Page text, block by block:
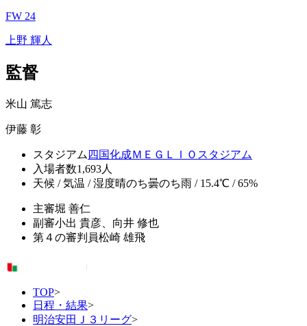
FW 24
上野 輝人
監督
米山 篤志
伊藤 彰
スタジアム 四国化成ＭＥＧＬＩＯスタジアム
入場者数1,693人
天候 / 気温 / 湿度晴のち曇のち雨 / 15.4℃ / 65%
主審堀 善仁
副審小出 貴彦、向井 修也
第４の審判員松崎 雄飛
TOP>
日程・結果>
明治安田Ｊ３リーグ>